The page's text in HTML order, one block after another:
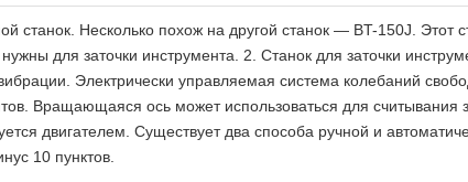
станок. Несколько похож на другой станок — BT-150J. Этот
для заточки инструмента. 2. Станок для заточки
Электрически управляемая система колебаний
Вращающаяся ось может использоваться для
двигателем. Существует два способа ручной и
10 пунктов.